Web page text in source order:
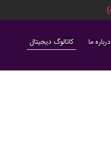
درباره ما کاتالوگ دیجیتال